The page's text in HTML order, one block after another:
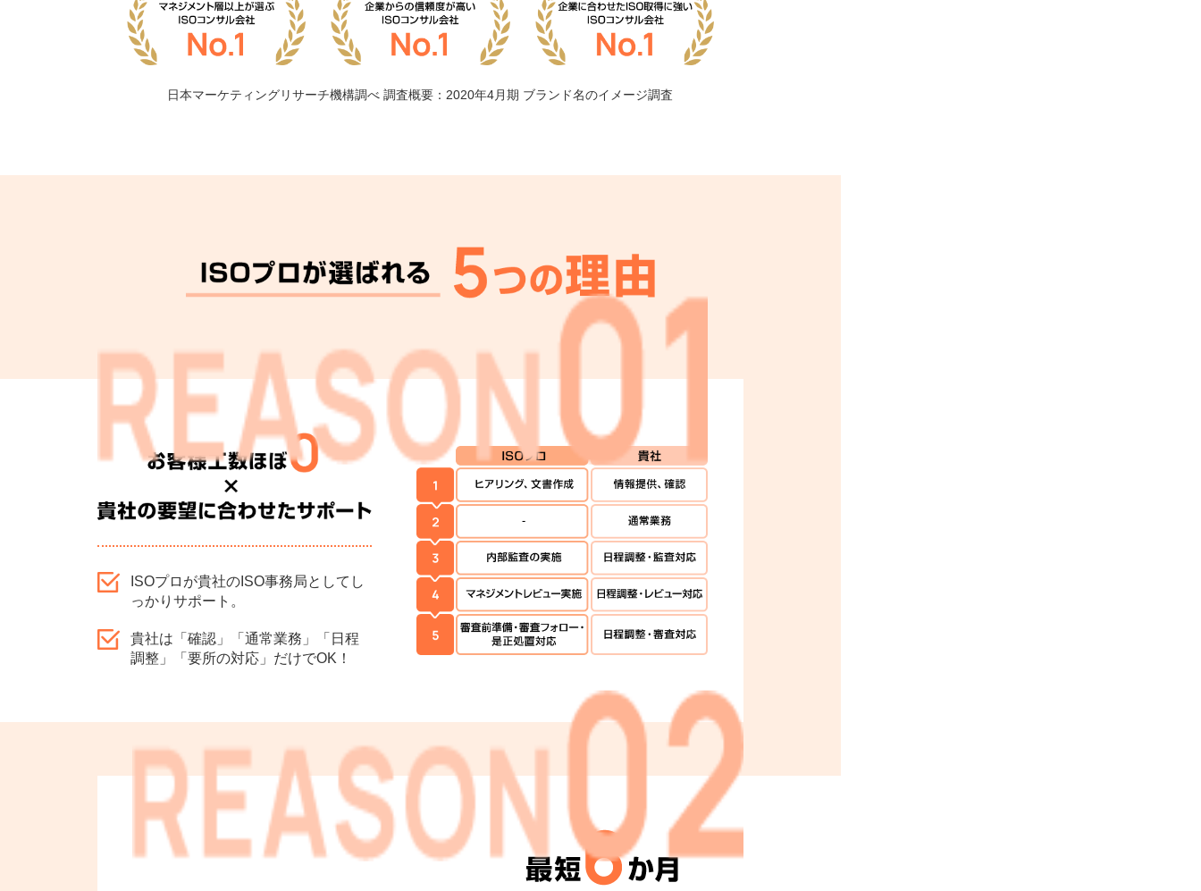
日本マーケティングリサーチ機構調べ調査概要：2020年4月期 ブランド名のイメージ調査
ISOプロが貴社のISO事務局としてし
っかりサポート。
貴社は「確認」「通常業務」「日程
調整」「要所の対応」だけでOK！